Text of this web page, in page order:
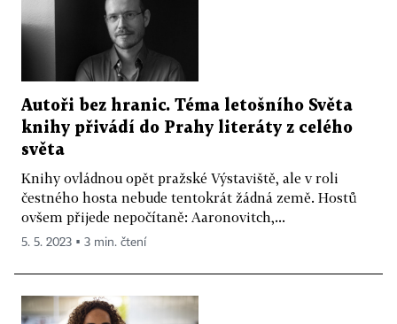
Autoři bez hranic. Téma letošního Světa
knihy přivádí do Prahy literáty z celého
světa
Knihy ovládnou opět pražské Výstaviště, ale v roli
čestného hosta nebude tentokrát žádná země. Hostů
ovšem přijede nepočítaně: Aaronovitch,...
5. 5. 2023 ▪ 3 min. čtení